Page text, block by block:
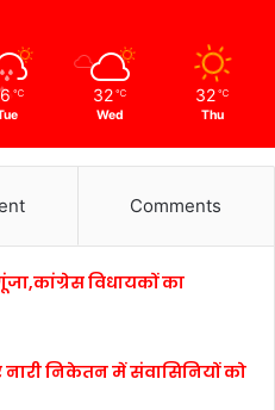
℃ 32 ℃
Wed
32 ℃
Thu
Comments
विधायकों का
नारी निकेतन में संवासिनियों को